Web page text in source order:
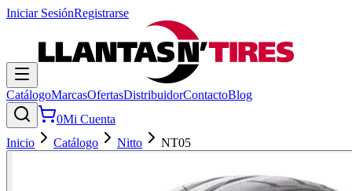
Iniciar SesiónRegistrarse
CatálogoMarcasOfertasDistribuidorContactoBlog
0Mi Cuenta
Inicio
Catálogo Nitto NT05